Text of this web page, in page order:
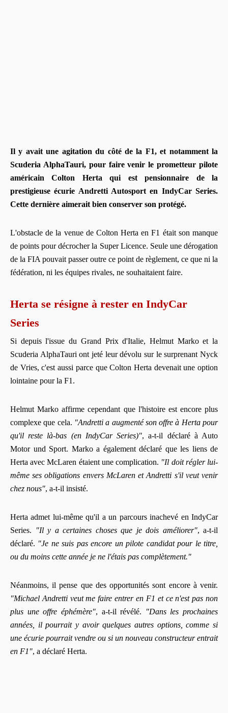
Il y avait une agitation du côté de la F1, et notamment la
Scuderia AlphaTauri, pour faire venir le prometteur pilote
américain Colton Herta qui est pensionnaire de la
prestigieuse écurie Andretti Autosport en IndyCar Series.
Cette dernière aimerait bien conserver son protégé.
L'obstacle de la venue de Colton Herta en F1 était son manque
de points pour décrocher la Super Licence. Seule une dérogation
de la FIA pouvait passer outre ce point de règlement, ce que ni la
fédération, ni les équipes rivales, ne souhaitaient faire.
Herta se résigne à rester en IndyCar
Series
Si depuis l'issue du Grand Prix d'Italie, Helmut Marko et la
Scuderia AlphaTauri ont jeté leur dévolu sur le surprenant Nyck
de Vries, c'est aussi parce que Colton Herta devenait une option
lointaine pour la F1.
Helmut Marko affirme cependant que l'histoire est encore plus
complexe que cela. "Andretti a augmenté son offre à Herta pour
qu'il reste là-bas (en IndyCar Series)", a-t-il déclaré à Auto
Motor und Sport. Marko a également déclaré que les liens de
Herta avec McLaren étaient une complication. "Il doit régler lui-
même ses obligations envers McLaren et Andretti s'il veut venir
chez nous", a-t-il insisté.
Herta admet lui-même qu'il a un parcours inachevé en IndyCar
Series.
"Il y a certaines choses que je dois améliorer", a-t-il
déclaré. "Je ne suis pas encore un pilote candidat pour le titre,
ou du moins cette année je ne l'étais pas complètement."
Néanmoins, il pense que des opportunités sont encore à venir.
"Michael Andretti veut me faire entrer en F1 et ce n'est pas non
plus une offre éphémère", a-t-il révélé.
"Dans les prochaines
années, il pourrait y avoir quelques autres options, comme si
une écurie pourrait vendre ou si un nouveau constructeur entrait
en F1", a déclaré Herta.